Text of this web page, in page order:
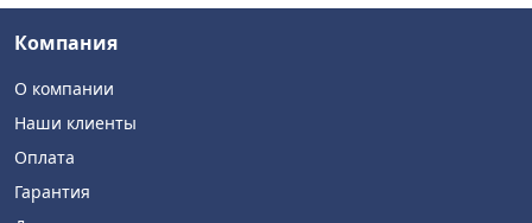
Компания
О компании
Наши клиенты
Оплата
Гарантия